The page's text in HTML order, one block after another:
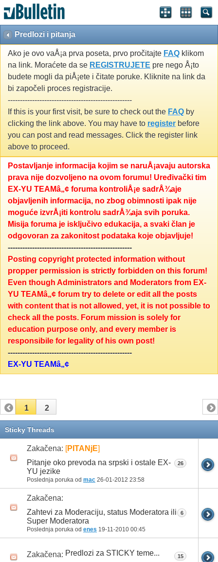
Predlozi i pitanja
Ako je ovo vaÅ¡a prva poseta, prvo pročitajte FAQ klikom
na link. Moraćete da se REGISTRUJETE pre nego Å¡to
budete mogli da piÅ¡ete i čitate poruke. Kliknite na link da
bi započeli proces registracije.
---------------------------------------------------
If this is your first visit, be sure to check out the FAQ by
clicking the link above. You may have to register before
you can post and read messages. Click the register link
above to proceed.
Postavljanje informacija kojim se naruÅ¡avaju autorska
prava nije dozvoljeno na ovom forumu! Uređivački tim
EX-YU TEAMâ„¢ foruma kontroliÅ¡e sadrÅ¾aje
objavljenih informacija, no zbog obimnosti ipak nije
moguće izvrÅ¡iti kontrolu sadrÅ¾aja svih poruka.
Misija foruma je isključivo edukacija, a svaki član je
odgovoran za zakonitost podataka koje objavljuje!
---------------------------------------------------
Posting copyright protected information without
propper permission is strictly forbidden on this forum!
Even though Administrators and Moderators from EX-
YU TEAMâ„¢ forum try to delete or edit all the posts
with content that is not allowed, yet, it is not possible to
check all the posts. Forum mission is solely for
education purpose only, and every member is
responsibile for legality of his own post!
---------------------------------------------------
EX-YU TEAMâ„¢
1 2
Sticky Threads
Zakačena: [PITANjE]
Pitanje oko prevoda na srpski i ostale EX-
YU jezike
Poslednja poruka od mac 26-01-2012 23:58
26
Zakačena:
Zahtevi za Moderaciju, status Moderatora ili
Super Moderatora
Poslednja poruka od enes 19-11-2010 00:45
6
Zakačena: Predlozi za STICKY teme... 15